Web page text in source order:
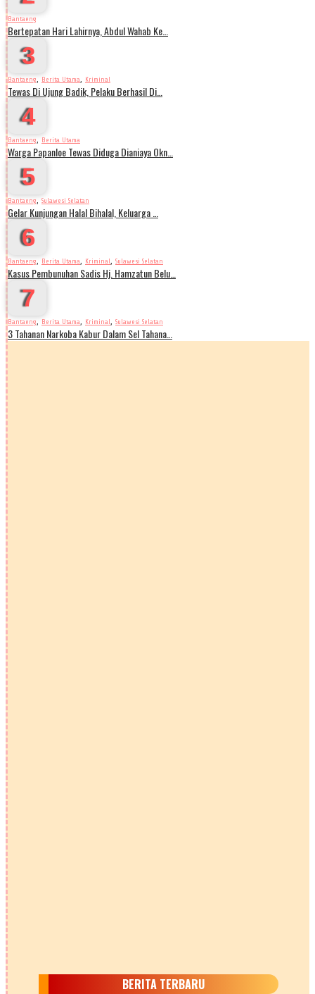
Bantaeng
Bertepatan Hari Lahirnya, Abdul Wahab Ke…
3
Bantaeng, Berita Utama, Kriminal
Tewas Di Ujung Badik, Pelaku Berhasil Di…
4
Bantaeng, Berita Utama
Warga Papanloe Tewas Diduga Dianiaya Okn…
5
Bantaeng, Sulawesi Selatan
Gelar Kunjungan Halal Bihalal, Keluarga …
6
Bantaeng, Berita Utama, Kriminal, Sulawesi Selatan
Kasus Pembunuhan Sadis Hj. Hamzatun Belu…
7
Bantaeng, Berita Utama, Kriminal, Sulawesi Selatan
3 Tahanan Narkoba Kabur Dalam Sel Tahana…
BERITA TERBARU